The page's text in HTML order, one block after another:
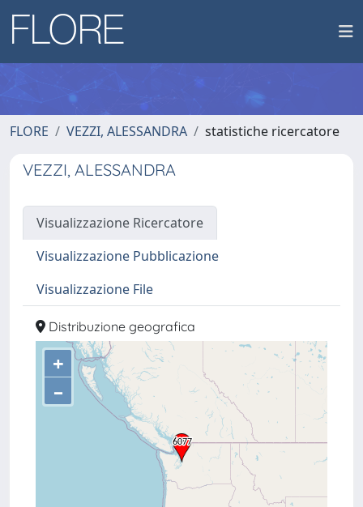
FLORE VEZZI, ALESSANDRA statistiche ricercatore
VEZZI, ALESSANDRA
Visualizzazione Ricercatore
Visualizzazione Pubblicazione
Visualizzazione File
Distribuzione geografica
+
–